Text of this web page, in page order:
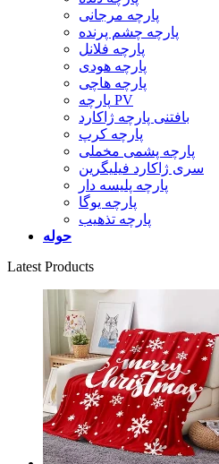
پارچه مرجانی
پارچه چشم پرنده
پارچه فلانل
پارچه هودی
پارچه هاچی
پارچه PV
بافتنی پارچه ژاکارد
پارچه کرپ
پارچه پشمی مخملی
سری ژاکارد فیلیگرین
پارچه پلیسه دار
پارچه یوگا
پارچه تذهیب
حوله
Latest Products